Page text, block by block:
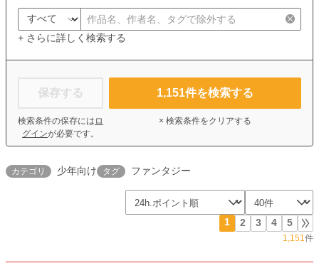
+ さらに詳しく検索する
保存する
検索条件の保存には ロ
グインが必要です。
1,151件を検索する
× 検索条件をクリアする
カテゴリ 少年向け タグ ファンタジー
1 2 3 4 5
1,151件